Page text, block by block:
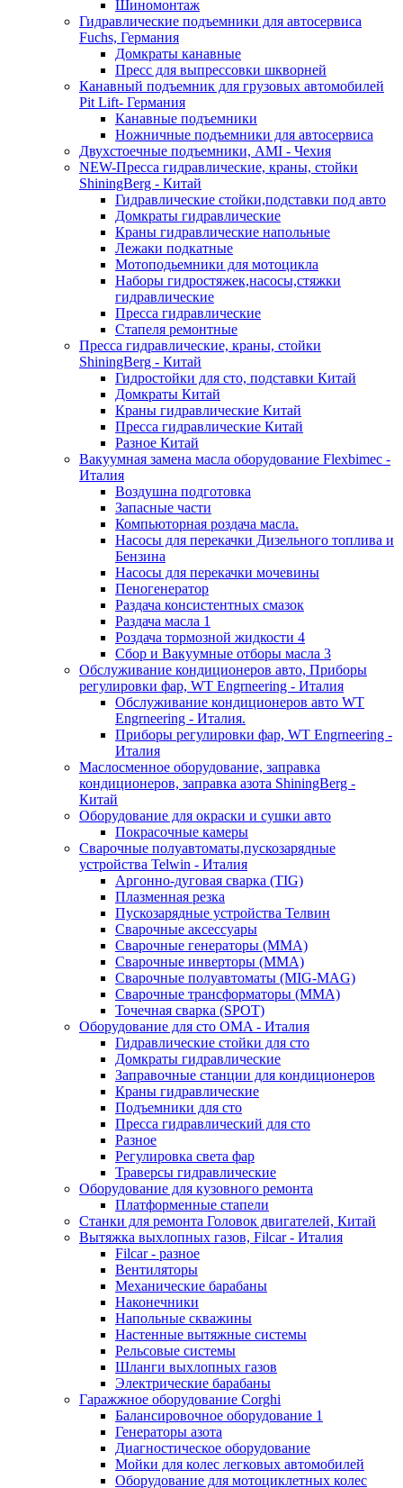
Шиномонтаж
Гидравлические подъемники для автосервиса
Fuchs, Германия
Домкраты канавные
Пресс для выпрессовки шкворней
Канавный подъемник для грузовых автомобилей
Pit Lift- Германия
Канавные подъемники
Ножничные подъемники для автосервиса
Двухстоечные подъемники, АМІ - Чехия
NEW-Пресса гидравлические, краны, стойки
ShiningBerg - Китай
Гидравлические стойки,подставки под авто
Домкраты гидравлические
Краны гидравлические напольные
Лежаки подкатные
Мотоподьемники для мотоцикла
Наборы гидростяжек,насосы,стяжки
гидравлические
Пресса гидравлические
Стапеля ремонтные
Пресса гидравлические, краны, стойки
ShiningBerg - Китай
Гидростойки для сто, подставки Китай
Домкраты Китай
Краны гидравлические Китай
Пресса гидравлические Китай
Разное Китай
Вакуумная замена масла оборудование Flexbimeс -
Италия
Воздушна подготовка
Запасные части
Компьюторная роздача масла.
Насосы для перекачки Дизельного топлива и
Бензина
Насосы для перекачки мочевины
Пеногенератор
Раздача консистентных смазок
Раздача масла 1
Роздача тормозной жидкости 4
Сбор и Вакуумные отборы масла 3
Обслуживание кондиционеров авто, Приборы
регулировки фар, WT Engrneering - Италия
Обслуживание кондиционеров авто WT
Engrneering - Италия.
Приборы регулировки фар, WT Engrneering -
Италия
Маслосменное оборудование, заправка
кондиционеров, заправка азота ShiningBerg -
Китай
Оборудование для окраски и сушки авто
Покрасочные камеры
Сварочные полуавтоматы,пускозарядные
устройства Telwin - Италия
Аргонно-дуговая сварка (TIG)
Плазменная резка
Пускозарядные устройства Телвин
Сварочные аксессуары
Сварочные генераторы (MMA)
Сварочные инверторы (MMA)
Сварочные полуавтоматы (MIG-MAG)
Сварочные трансформаторы (MMA)
Точечная сварка (SPOT)
Оборудование для сто OMA - Италия
Гидравлические стойки для сто
Домкраты гидравлические
Заправочные станции для кондиционеров
Краны гидравлические
Подъемники для сто
Пресса гидравлический для сто
Разное
Регулировка света фар
Траверсы гидравлические
Оборудование для кузовного ремонта
Платформенные стапели
Станки для ремонта Головок двигателей, Китай
Вытяжка выхлопных газов, Filcar - Италия
Filcar - разное
Вентиляторы
Механические барабаны
Наконечники
Напольные скважины
Настенные вытяжные системы
Рельсовые системы
Шланги выхлопных газов
Электрические барабаны
Гаражжное оборудование Corghi
Балансировочное оборудование 1
Генераторы азота
Диагностическое оборудование
Мойки для колес легковых автомобилей
Оборудование для мотоциклетных колес